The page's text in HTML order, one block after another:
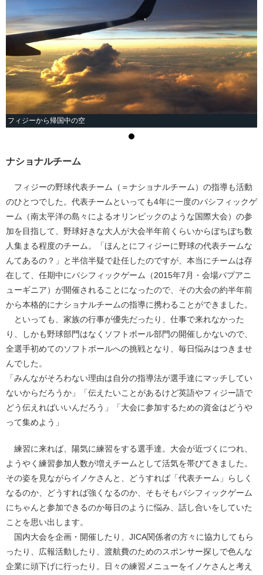
フィジーから帰国中の空
ナショナルチーム
フィジーの野球代表チーム（＝ナショナルチーム）の指導も活動
のひとつでした。代表チームといっても4年に一度のパシフィックゲ
ーム（南太平洋の島々によるオリンピックのような国際大会）の参
加を目指して、野球好きな大人が大会半年前くらいからぼちぼち数
人集まる程度のチーム。「ほんとにフィジーに野球の代表チームな
んてあるの？」と半信半疑で赴任したのですが、本当にチームは存
在して、任期中にパシフィックゲーム（2015年7月・会場パプアニ
ューギニア）が開催されることになったので、その大会の約半年前
から本格的にナショナルチームの指導に携わることができました。
といっても、家族の行事が優先だったり、仕事で来れなかった
り、しかも野球部門はなくソフトボール部門の開催しかないので、
全選手初めてのソフトボールへの挑戦となり、毎日悩みはつきませ
んでした。
「みんながそろわない理由は自分の指導法が選手達にマッチしてい
ないからだろうか」「伝えたいことがあるけど英語やフィジー語で
どう伝えればいいんだろう」「大会に参加するための資金はどうや
って集めよう」
練習に来れば、陽気に練習をする選手達。大会が近づくにつれ、
ようやく練習参加人数が増えチームとして活気を帯びてきました。
その姿を見ながらイノケさんと、どうすれば「代表チーム」らしく
なるのか、どうすれば強くなるのか、そもそもパシフィックゲーム
にちゃんと参加できるのか毎日のように悩み、話し合いをしていた
ことを思い出します。
国内大会を企画・開催したり、JICA関係者の方々に協力してもら
ったり、広報活動したり、渡航費のためのスポンサー探しで色んな
企業に頭下げに行ったり。日々の練習メニューをイノケさんと考え